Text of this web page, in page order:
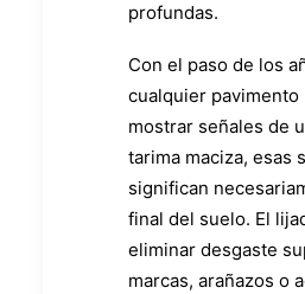
profundas.
Con el paso de los
cualquier pavimento
mostrar señales de
tarima maciza, esas
significan
final del suelo. El
eliminar desgaste
marcas, arañazos o